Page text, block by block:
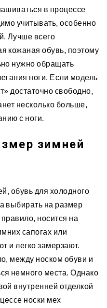
в процессе
учитывать, особенно
Лучше всего
кожаная обувь, поэтому
нужно обращать
ноги. Если модель
достаточно свободно,
несколько больше,
с ноги.
зимней
обувь для холодного
выбирать на размер
носится на
сапогах или
и легко замерзают.
между носком обуви и
немного места. Однако
внутренней отделкой
носки мех